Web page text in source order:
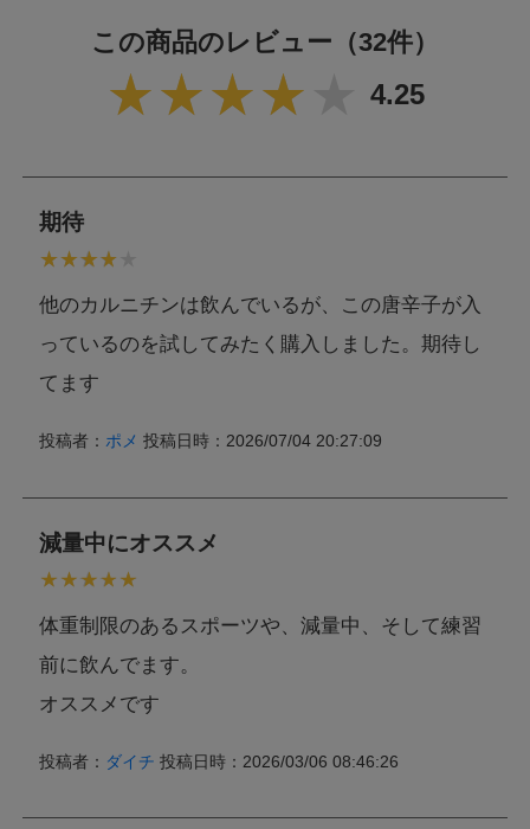
エネルギー 10.4kcal
たんぱく質 1.0g
炭水化物 1.4g
食塩相当量
カフェイン 220.0mg
本製品に含まれるア
(特定原材料等28品
特記事項
ドを含む製品を生産しています。
この商品のレビュー （32件）
4.25
期待
他のカルニチンは飲んでいるが、この唐辛子が入
っているのを試してみたく購入しました。期待し
てます
投稿者：ポメ 投稿日時：2026/07/04 20:27:09
減量中にオススメ
体重制限のあるスポーツや、減量中、そして練習
前に飲んでます。
オススメです
投稿者： ダイチ 投稿日時：2026/03/06 08:46:26